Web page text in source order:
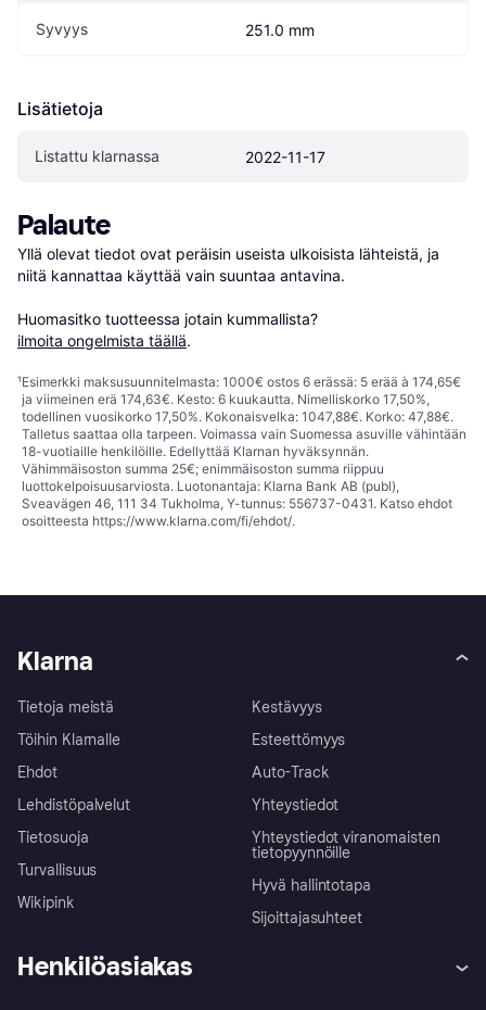
Syvyys 251.0 mm
Lisätietoja
Listattu klarnassa 2022-11-17
Palaute
Yllä olevat tiedot ovat peräisin useista ulkoisista lähteistä, ja
niitä kannattaa käyttää vain suuntaa antavina.
Huomasitko tuotteessa jotain kummallista?
ilmoita ongelmista täällä.
¹Esimerkki maksusuunnitelmasta: 1000€ ostos 6 erässä: 5 erää à 174,65€
ja viimeinen erä 174,63€. Kesto: 6 kuukautta. Nimelliskorko 17,50%,
todellinen vuosikorko 17,50%. Kokonaisvelka: 1047,88€. Korko: 47,88€.
Talletus saattaa olla tarpeen. Voimassa vain Suomessa asuville vähintään
18-vuotiaille henkilöille. Edellyttää Klarnan hyväksynnän.
Vähimmäisoston summa 25€; enimmäisoston summa riippuu
luottokelpoisuusarviosta. Luotonantaja: Klarna Bank AB (publ),
Sveavägen 46, 111 34 Tukholma, Y-tunnus: 556737-0431. Katso ehdot
osoitteesta https://www.klarna.com/fi/ehdot/.
Klarna
Tietoja meistä
Töihin Klarnalle
Ehdot
Lehdistöpalvelut
Tietosuoja
Turvallisuus
Wikipink
Kestävyys
Esteettömyys
Auto-Track
Yhteystiedot
Yhteystiedot viranomaisten
tietopyynnöille
Hyvä hallintotapa
Sijoittajasuhteet
Henkilöasiakas